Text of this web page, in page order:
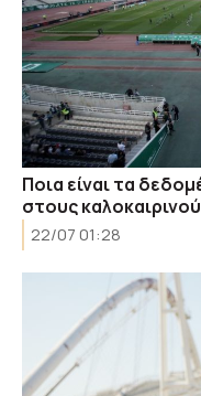
Ποια είναι τα
στους
22/07 01:28